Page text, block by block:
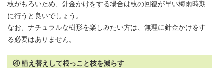
枝がもろいため、針金かけをする場合は枝の回復が早い梅雨時期
に行うと良いでしょう。
なお、ナチュラルな樹形を楽しみたい方は、無理に針金かけをす
る必要はありません。
④ 植え替えして根っこと枝を減らす